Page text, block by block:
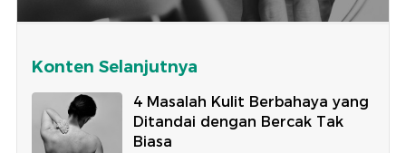
Konten Selanjutnya
4 Masalah Kulit Berbahaya yang
Ditandai dengan Bercak Tak
Biasa